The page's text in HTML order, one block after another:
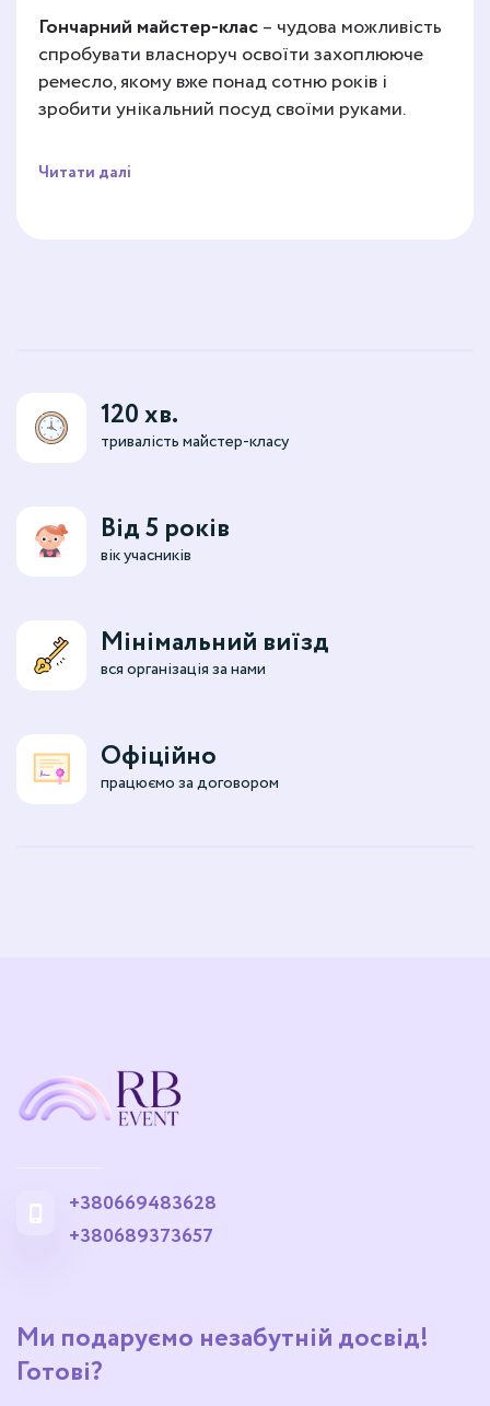
Гончарний майстер-клас– чудова можливість
спробувати власноруч освоїти захоплююче
ремесло, якому вже понад сотню років і
зробити унікальний посуд своїми руками.
Читати далі
120 хв.
тривалість майстер-класу
Від 5 років
вік учасників
Мінімальний виїзд
вся організація за нами
Офіційно
працюємо за договором
Ми подаруємо незабутній досвід!
Готові?
+380669483628
+380689373657